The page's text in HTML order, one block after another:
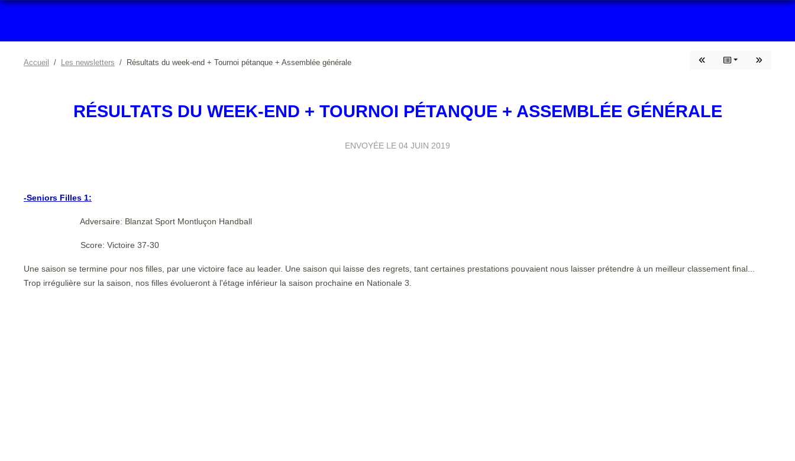
Accueil Les newsletters Résultats du week-end + Tournoi pétanque + Assemblée générale
RÉSULTATS DU WEEK-END + TOURNOI PÉTANQUE + ASSEMBLÉE GÉNÉRALE
ENVOYÉE LE 04 JUIN 2019
-Seniors Filles 1:
Adversaire: Blanzat Sport Montluçon Handball
Score: Victoire 37-30
Une saison se termine pour nos filles, par une victoire face au leader. Une saison qui laisse des regrets, tant certaines prestations pouvaient nous laisser prétendre à un meilleur classement final...
Trop irrégulière sur la saison, nos filles évolueront à l'étage inférieur la saison prochaine en Nationale 3.